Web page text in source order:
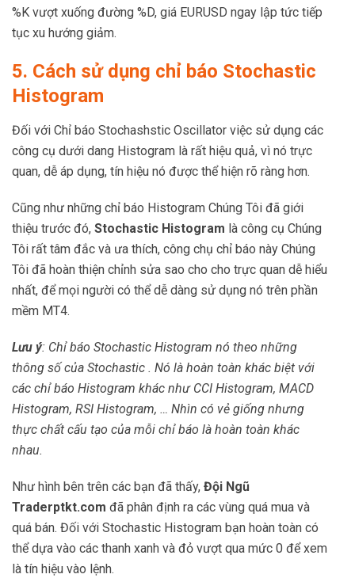
%K vượt xuống đường %D, giá EURUSD ngay lập tức tiếp
tục xu hướng giảm.
5. Cách sử dụng chỉ báo Stochastic
Histogram
Đối với Chỉ báo Stochashstic Oscillator việc sử dụng các
công cụ dưới dang Histogram là rất hiệu quả, vì nó trực
quan, dễ áp dụng, tín hiệu nó được thể hiện rõ ràng hơn.
Cũng như những chỉ báo Histogram Chúng Tôi đã giới
thiệu trước đó, Stochastic Histogram là công cụ Chúng
Tôi rất tâm đắc và ưa thích, công chụ chỉ báo này Chúng
Tôi đã hoàn thiện chỉnh sửa sao cho cho trực quan dễ hiểu
nhất, để mọi người có thể dễ dàng sử dụng nó trên phần
mềm MT4.
Lưu ý: Chỉ báo Stochastic Histogram nó theo những
thông số của Stochastic . Nó là hoàn toàn khác biệt với
các chỉ báo Histogram khác như CCI Histogram, MACD
Histogram, RSI Histogram, … Nhìn có vẻ giống nhưng
thực chất cấu tạo của mỗi chỉ báo là hoàn toàn khác
nhau.
Như hình bên trên các bạn đã thấy, Đội Ngũ
Traderptkt.com đã phân định ra các vùng quá mua và
quá bán. Đối với Stochastic Histogram bạn hoàn toàn có
thể dựa vào các thanh xanh và đỏ vượt qua mức 0 để xem
là tín hiệu vào lệnh.